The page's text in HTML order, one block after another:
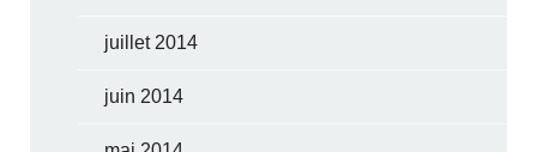
juillet 2014
juin 2014